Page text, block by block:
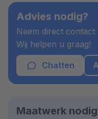
Advies nodig?
Neem direct
Wij helpen u graag!
Chatten
Maatwerk